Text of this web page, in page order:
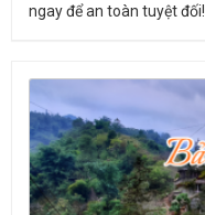
ngay để an toàn tuyệt đối!